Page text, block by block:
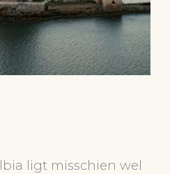
ligt misschien wel